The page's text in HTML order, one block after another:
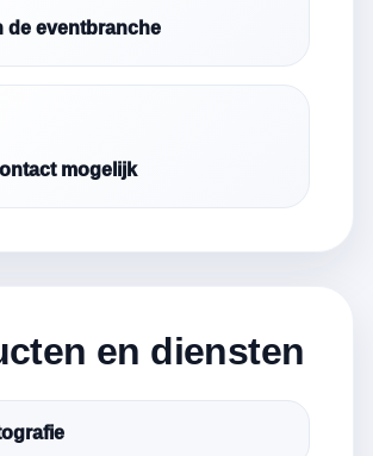
de eventbranche
mogelijk
en diensten